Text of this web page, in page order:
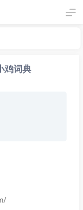
鸡词典